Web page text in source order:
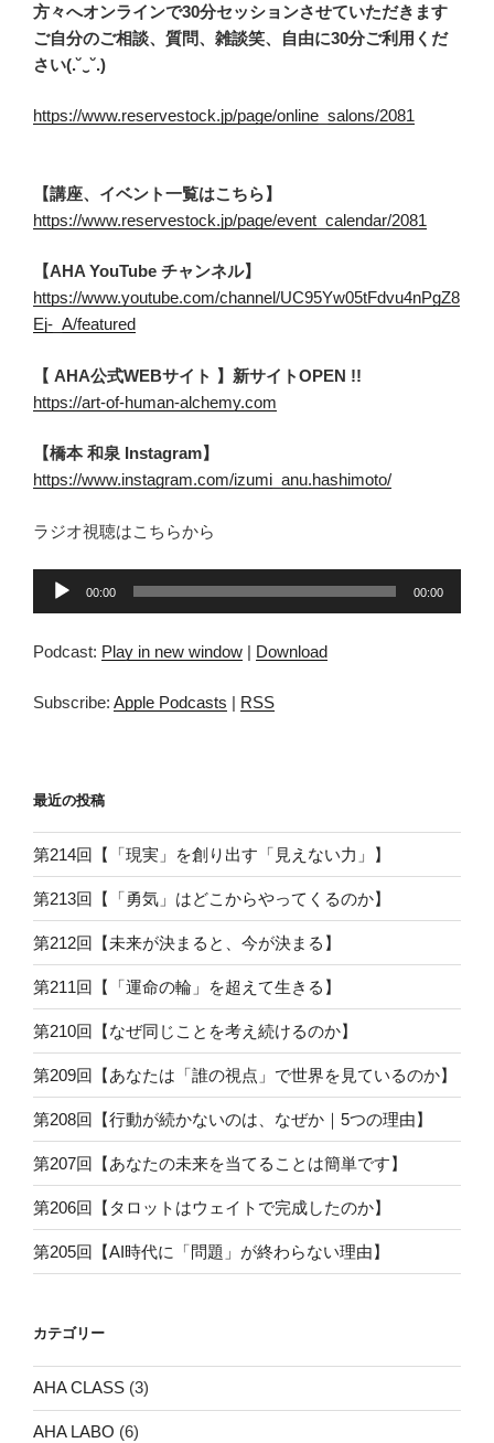
方々へオンラインで30分セッションさせていただきます
ご自分のご相談、質問、雑談笑、自由に30分ご利用くだ
さい(.˘‿˘.)
https://www.reservestock.jp/page/online_salons/2081
【講座、イベント一覧はこちら】
https://www.reservestock.jp/page/event_calendar/2081
【AHA YouTube チャンネル】
https://www.youtube.com/channel/UC95Yw05tFdvu4nPgZ8
Ej-_A/featured
【 AHA公式WEBサイト 】新サイトOPEN !!
https://art-of-human-alchemy.com
【橋本 和泉 Instagram】
https://www.instagram.com/izumi_anu.hashimoto/
ラジオ視聴はこちらから
レ
ヤ
00:00 00:00
Podcast: Play in new window | Download
Subscribe: Apple Podcasts | RSS
最近の投稿
第214回【「現実」を創り出す「見えない力」】
第213回【「勇気」はどこからやってくるのか】
第212回【未来が決まると、今が決まる】
第211回【「運命の輪」を超えて生きる】
第210回【なぜ同じことを考え続けるのか】
第209回【あなたは「誰の視点」で世界を見ているのか】
第208回【行動が続かないのは、なぜか｜5つの理由】
第207回【あなたの未来を当てることは簡単です】
第206回【タロットはウェイトで完成したのか】
第205回【AI時代に「問題」が終わらない理由】
カテゴリー
AHA CLASS (3)
AHA LABO (6)